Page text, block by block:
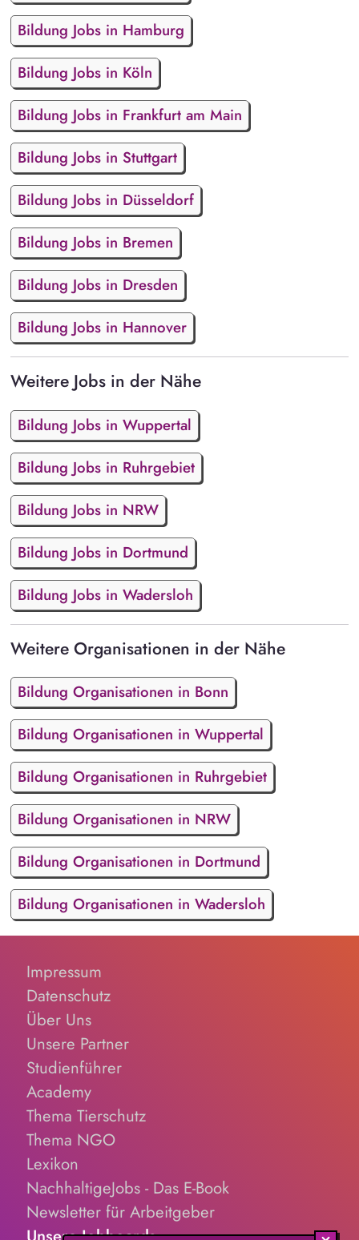
Bildung Jobs in Hamburg
Bildung Jobs in Köln
Bildung Jobs in Frankfurt am Main
Bildung Jobs in Stuttgart
Bildung Jobs in Düsseldorf
Bildung Jobs in Bremen
Bildung Jobs in Dresden
Bildung Jobs in Hannover
Weitere Jobs in der Nähe
Bildung Jobs in Wuppertal
Bildung Jobs in Ruhrgebiet
Bildung Jobs in NRW
Bildung Jobs in Dortmund
Bildung Jobs in Wadersloh
Weitere Organisationen in der Nähe
Bildung Organisationen in Bonn
Bildung Organisationen in Wuppertal
Bildung Organisationen in Ruhrgebiet
Bildung Organisationen in NRW
Bildung Organisationen in Dortmund
Bildung Organisationen in Wadersloh
Impressum
Datenschutz
Über Uns
Unsere Partner
Studienführer
Academy
Thema Tierschutz
Thema NGO
Lexikon
NachhaltigeJobs - Das E-Book
Newsletter für Arbeitgeber